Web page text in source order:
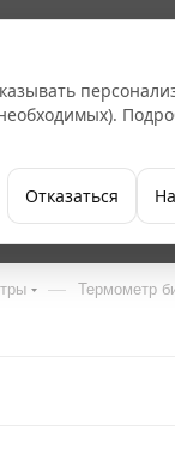
Компания
— Термометр
Отказаться